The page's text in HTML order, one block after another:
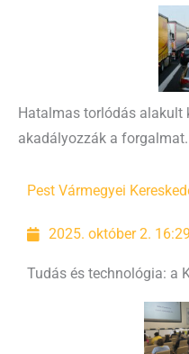
Hatalmas torlódás alakult
akadályozzák a forgalmat.
Pest Vármegyei
2025. október 2. 16:29
Tudás és technológia: a